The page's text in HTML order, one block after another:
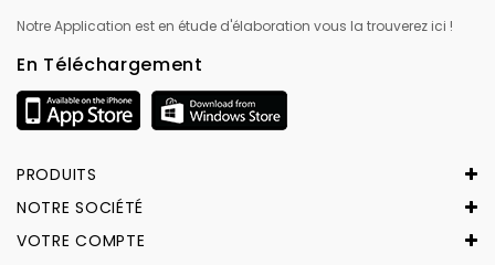
Notre Application est en étude d'élaboration vous la trouverez ici !
En Téléchargement
PRODUITS
NOTRE SOCIÉTÉ
VOTRE COMPTE